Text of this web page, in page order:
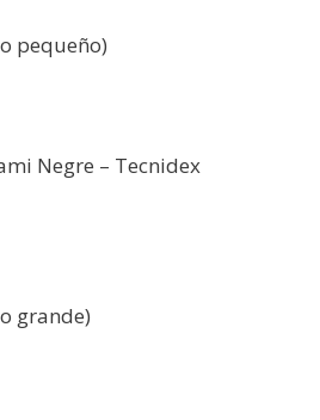
pequeño)
Negre – Tecnidex
grande)